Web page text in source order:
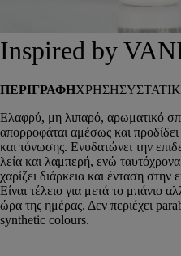
AUSTRALIAN GOLD
HOROMIA
SPECIAL OFFERS
ΣΥΝΔΕΣΗ
ΚΑΛΑΘΙ
Inspired by
ΠΕΡΙΓΡΑΦΗΧΡΗΣΗ
Ελαφρύ, μη λιπαρό, αρωματικό
απορροφάται αμέσως και
και τόνωσης. Ενυδατώνει την
λεία και λαμπερή, ενώ ταυτόχρονα
χαρίζει διάρκεια και ένταση
Είναι τέλειο για μετά το μπάνιο
ώρα της ημέρας. Δεν περιέχει
synthetic colours.